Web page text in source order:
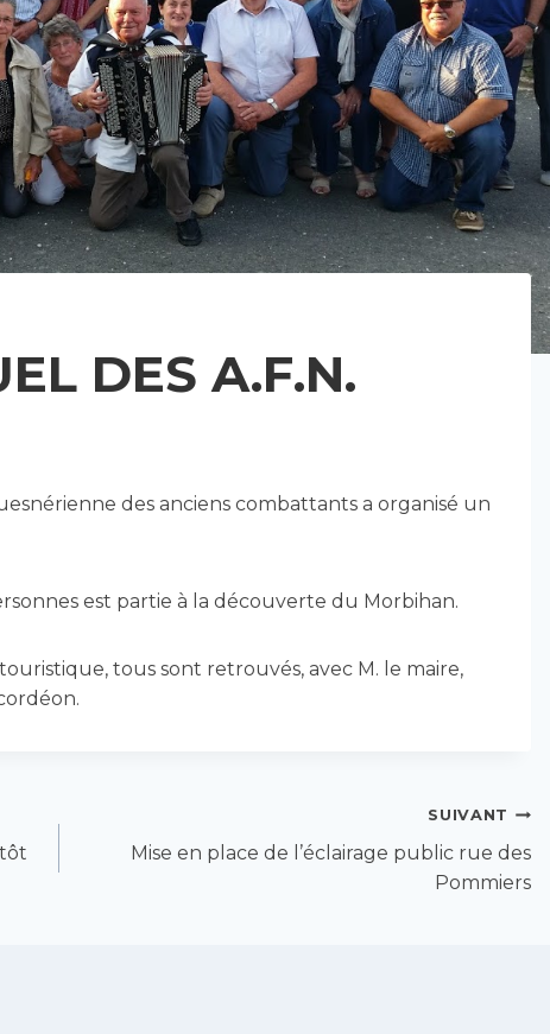
DES A.F.N.
des anciens combattants a organisé un
est partie à la découverte du Morbihan.
tous sont retrouvés, avec M. le maire,
SUIVANT
Mise en place de l’éclairage public rue des
Pommiers